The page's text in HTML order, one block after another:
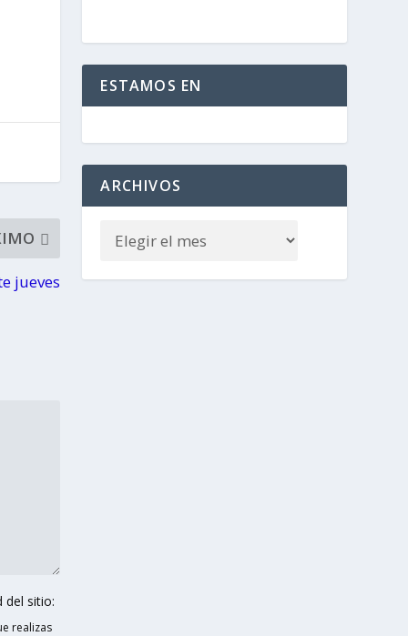
jueves
del sitio:
realizas
ESTAMOS EN
ARCHIVOS